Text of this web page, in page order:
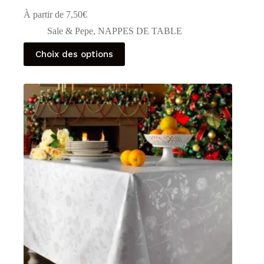
À partir de 7,50€
Sale & Pepe, NAPPES DE TABLE
Choix des options
Ce
produit
a
variations.
Les
options
peuvent
être
choisies
sur